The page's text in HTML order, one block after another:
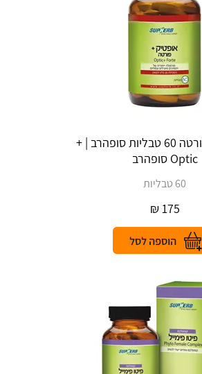
אופטיק + פורטה 60 טבליות סופהרב | +
Optic סופהרב
60 טבליות
175
₪